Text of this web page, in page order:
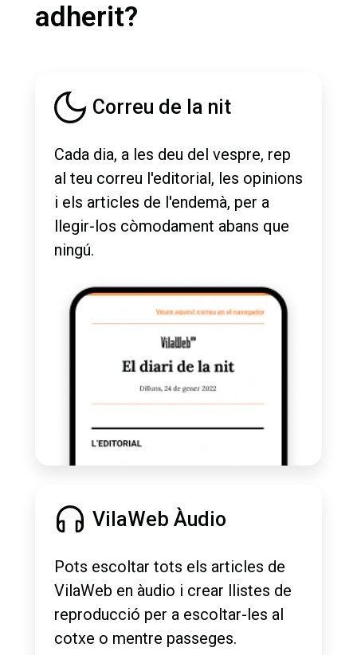
adherit?
Correu de la nit
Cada dia, a les deu del vespre, rep
al teu correu l'editorial, les opinions
i els articles de l'endemà, per a
llegir-los còmodament abans que
ningú.
VilaWeb Àudio
Pots escoltar tots els articles de
VilaWeb en àudio i crear llistes de
reproducció per a escoltar-les al
cotxe o mentre passeges.